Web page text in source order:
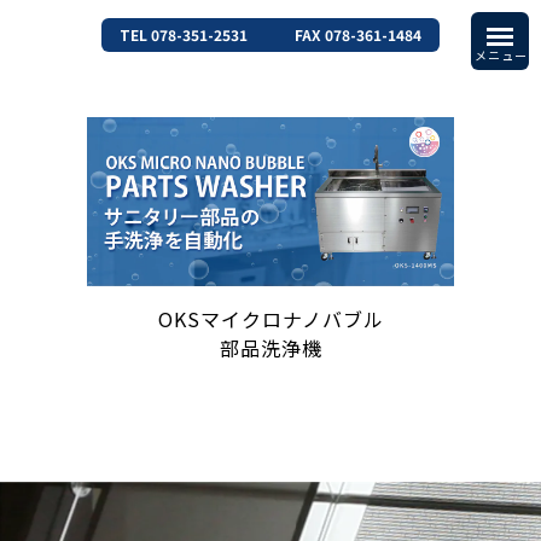
TEL 078-351-2531 FAX 078-361-1484
OKSマイクロナノバブル
部品洗浄機